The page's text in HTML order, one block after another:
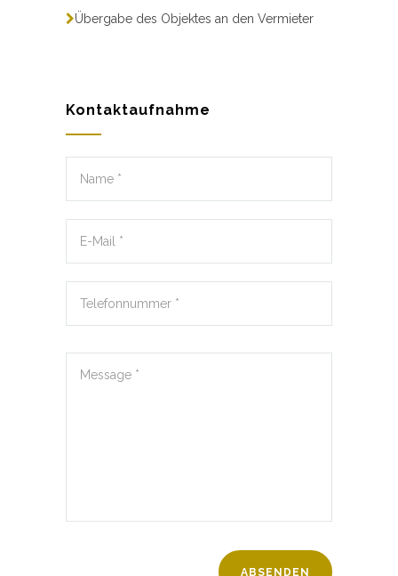
Übergabe des Objektes an den Vermieter
Kontaktaufnahme